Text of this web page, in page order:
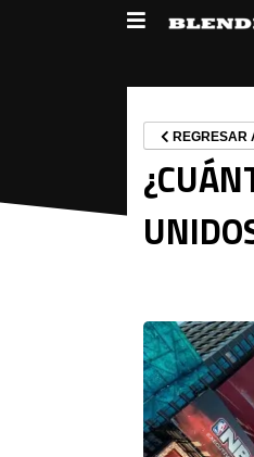
REGRESAR